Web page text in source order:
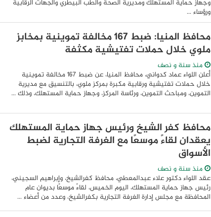
وجهاز حماية المستهلك ومديرية الصحة والطب البيطري والجهات الرقابية
ورؤساء ...
محافظ المنيا: ضبط 167 مخالفة تموينية بمخابز
ملوي خلال حملات تفتيشية مكثفة
منذ سنة و نصف
أعلن اللواء عماد كدواني، محافظ المنيا، عن ضبط 167 مخالفة تموينية
خلال حملات تفتيشية ورقابية مكبرة بمركز ملوي، بالتنسيق مع مديرية
التموين، ومباحث التموين، ورئاسة المركز، وجهاز حماية المستهلك، وذلك ...
محافظ كفر الشيخ ورئيس جهاز حماية المستهلك
يعقدان لقاءً موسعًا مع الغرفة التجارية لضبط
الأسواق
منذ سنة و نصف
عقد اللواء دكتور علاء عبدالمعطي، محافظ كفرالشيخ، وإبراهيم السجيني،
رئيس جهاز حماية المستهلك، اليوم الخميس، لقاءً موسعًا بديوان عام
المحافظة مع مجلس إدارة الغرفة التجارية بكفرالشيخ، وعدد من أعضاء ...